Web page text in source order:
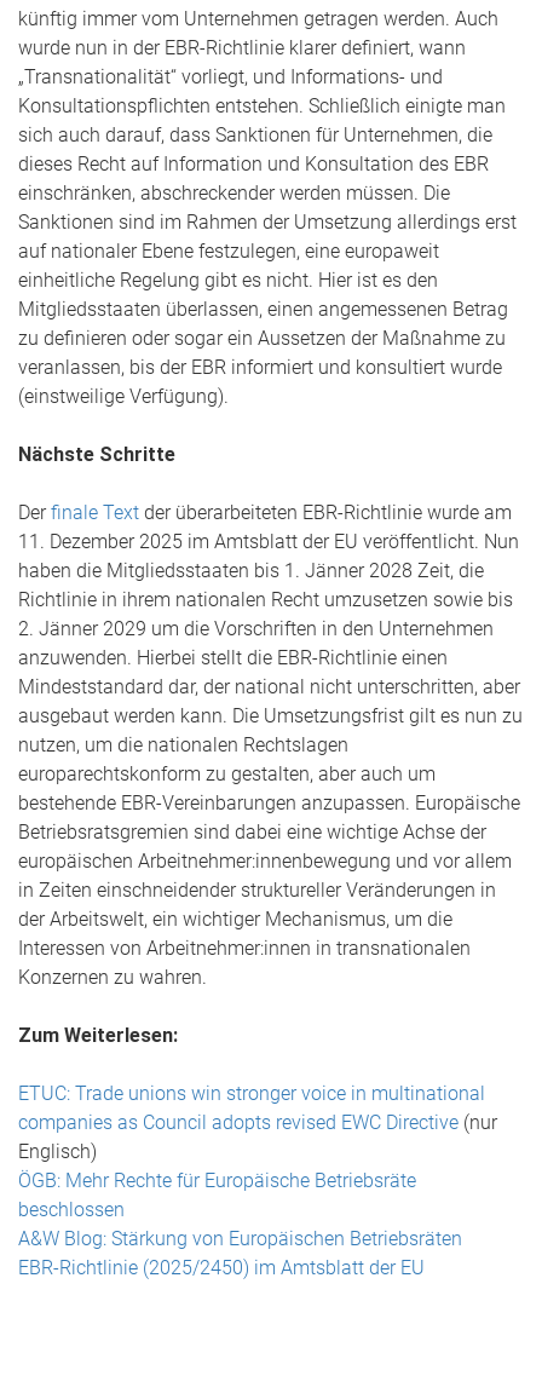
künftig immer vom Unternehmen getragen werden. Auch
wurde nun in der EBR-Richtlinie klarer definiert, wann
„Transnationalität“ vorliegt, und Informations- und
Konsultationspflichten entstehen. Schließlich einigte man
sich auch darauf, dass Sanktionen für Unternehmen, die
dieses Recht auf Information und Konsultation des EBR
einschränken, abschreckender werden müssen. Die
Sanktionen sind im Rahmen der Umsetzung allerdings erst
auf nationaler Ebene festzulegen, eine europaweit
einheitliche Regelung gibt es nicht. Hier ist es den
Mitgliedsstaaten überlassen, einen angemessenen Betrag
zu definieren oder sogar ein Aussetzen der Maßnahme zu
veranlassen, bis der EBR informiert und konsultiert wurde
(einstweilige Verfügung).
Nächste Schritte
Derfinale Text der überarbeiteten EBR-Richtlinie wurde am
11. Dezember 2025 im Amtsblatt der EU veröffentlicht. Nun
haben die Mitgliedsstaaten bis 1. Jänner 2028 Zeit, die
Richtlinie in ihrem nationalen Recht umzusetzen sowie bis
2. Jänner 2029 um die Vorschriften in den Unternehmen
anzuwenden. Hierbei stellt die EBR-Richtlinie einen
Mindeststandard dar, der national nicht unterschritten, aber
ausgebaut werden kann. Die Umsetzungsfrist gilt es nun zu
nutzen, um die nationalen Rechtslagen
europarechtskonform zu gestalten, aber auch um
bestehende EBR-Vereinbarungen anzupassen. Europäische
Betriebsratsgremien sind dabei eine wichtige Achse der
europäischen Arbeitnehmer:innenbewegung und vor allem
in Zeiten einschneidender struktureller Veränderungen in
der Arbeitswelt, ein wichtiger Mechanismus, um die
Interessen von Arbeitnehmer:innen in transnationalen
Konzernen zu wahren.
Zum Weiterlesen:
ETUC: Trade unions win stronger voice in multinational
companies as Council adopts revised EWC Directive (nur
Englisch)
ÖGB: Mehr Rechte für Europäische Betriebsräte
beschlossen
A&W Blog: Stärkung von Europäischen Betriebsräten
EBR-Richtlinie (2025/2450) im Amtsblatt der EU